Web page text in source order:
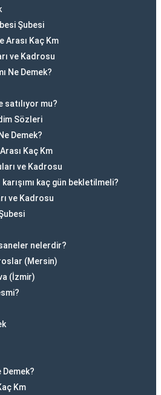
Şubesi
Arası Kaç Km
ve Kadrosu
Ne Demek?
satılıyor mu?
Sözleri
Demek?
Kaç Km
ve Kadrosu
kaç gün bekletilmeli?
ve Kadrosu
nelerdir?
(Mersin)
(İzmir)
Demek?
Km